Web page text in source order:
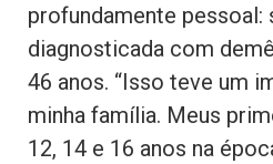
profundamente pessoal:
diagnosticada com
46 anos. “Isso teve um
minha família. Meus
12, 14 e 16 anos na